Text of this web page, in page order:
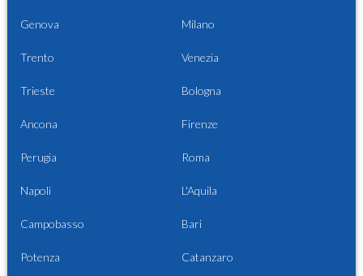
Genova Milano
Trento Venezia
Trieste Bologna
Ancona Firenze
Perugia Roma
Napoli L'Aquila
Campobasso Bari
Potenza Catanzaro